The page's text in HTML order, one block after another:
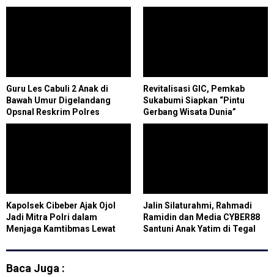
Guru Les Cabuli 2 Anak di
Bawah Umur Digelandang
Opsnal Reskrim Polres
Pelalawan
Revitalisasi GIC, Pemkab
Sukabumi Siapkan “Pintu
Gerbang Wisata Dunia”
Geopark Ciletuh
Kapolsek Cibeber Ajak Ojol
Jadi Mitra Polri dalam
Menjaga Kamtibmas Lewat
Jalin Silaturahmi, Rahmadi
Ramidin dan Media CYBER88
Santuni Anak Yatim di Tegal
Baca Juga :